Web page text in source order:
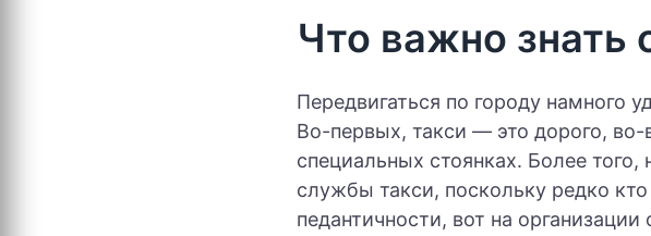
Что важно знать
Передвигаться по городу намного
Во-первых, такси — это дорого, во-
специальных стоянках. Более
службы такси, поскольку редко
педантичности, вот на